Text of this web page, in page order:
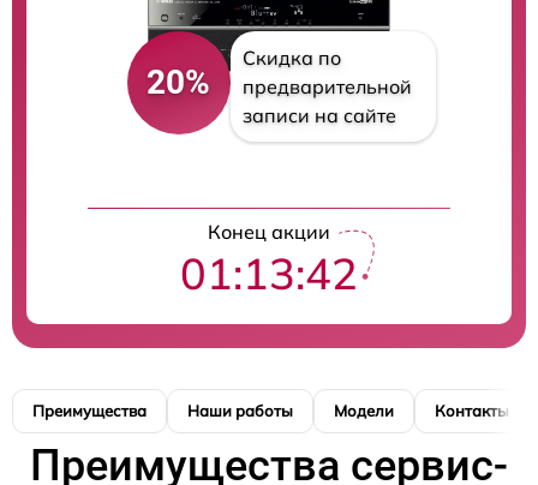
20%
Скидка по
предварительной
записи на сайте
Конец акции
01:13:42
Преимущества Наши работы Модели Контакты
Преимущества сервис-